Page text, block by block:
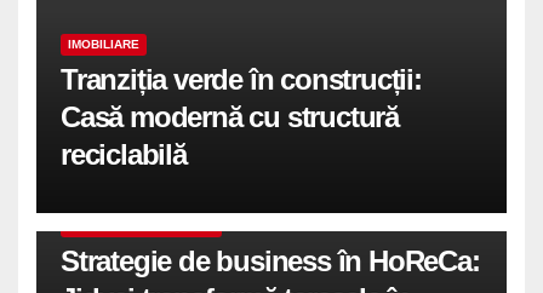
IMOBILIARE
Tranziția verde în construcții:
Casă modernă cu structură
reciclabilă
Strategie de business în HoReCa: